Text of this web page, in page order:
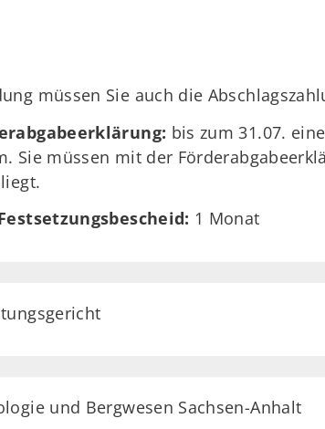
müssen Sie auch die
bis zum 31.07.
Sie müssen mit der
1 Monat
und Bergwesen Sachsen-Anhalt